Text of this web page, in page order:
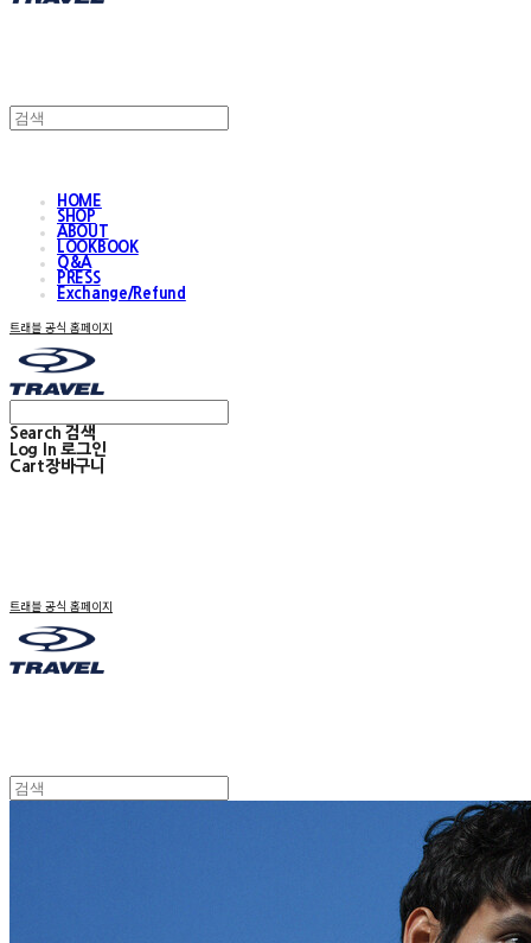
HOME
SHOP
ABOUT
LOOKBOOK
Q&A
PRESS
Exchange/Refund
트래블 공식 홈페이지
Search 검색
Log In 로그인
Cart장바구니
트래블 공식 홈페이지